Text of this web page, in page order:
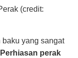
(credit:
yang sangat
Perhiasan perak